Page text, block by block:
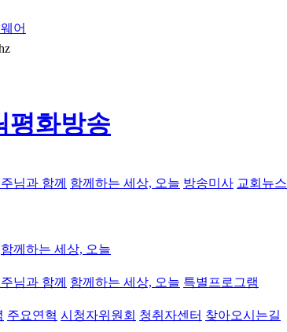
어
님과 함께 함께하는 세상, 오늘 방송미사 교회뉴스
함께하는 세상, 오늘
님과 함께 함께하는 세상, 오늘 특별프로그램
주요연혁 시청자위원회 청취자센터 찾아오시는길